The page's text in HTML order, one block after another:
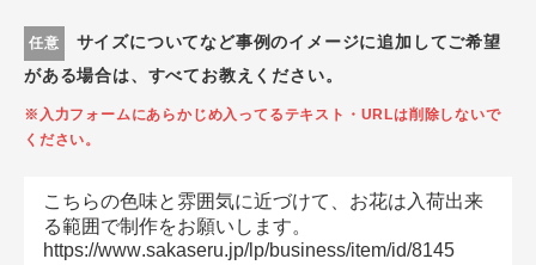
任意
サイズについてなど事例のイメージに追加してご希望
がある場合は、すべてお教えください。
※入力フォームにあらかじめ入ってるテキスト・URLは削除しないで
ください。